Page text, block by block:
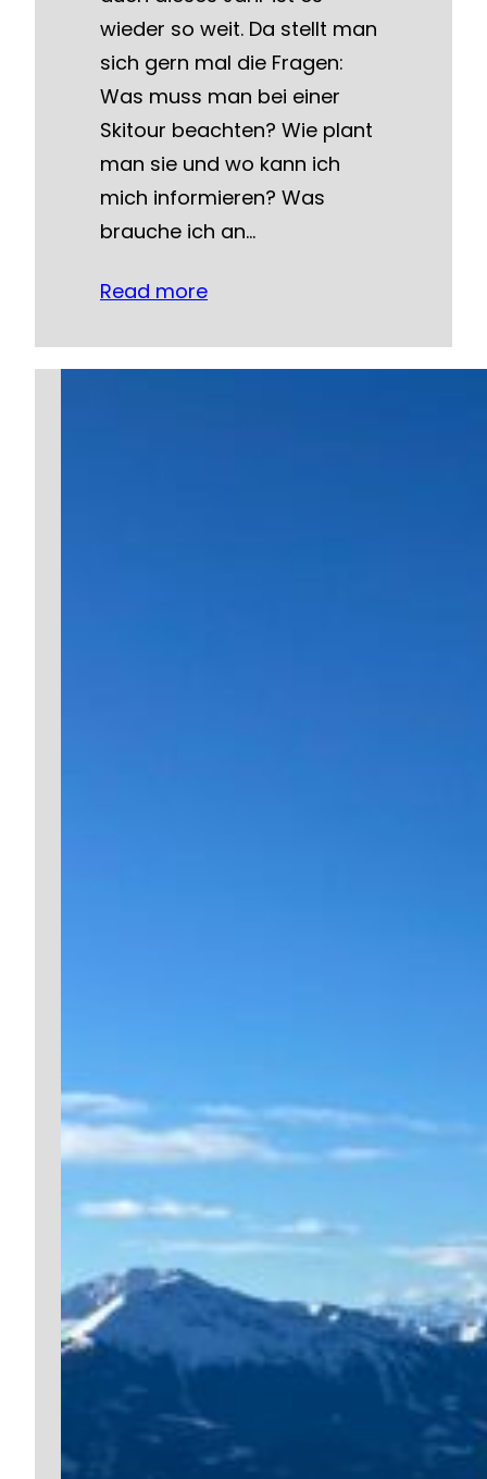
wieder so weit. Da stellt man
sich gern mal die Fragen:
Was muss man bei einer
Skitour beachten? Wie plant
man sie und wo kann ich
mich informieren? Was
brauche ich an…
Read more